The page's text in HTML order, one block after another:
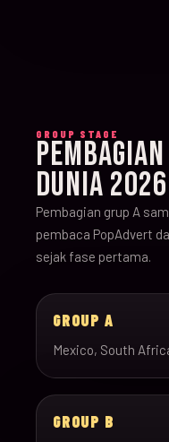
GROUP STAGE
DUNIA 2026
Pembagian grup A
pembaca PopAdvert
sejak fase pertama.
GROUP A
Mexico, South
GROUP B